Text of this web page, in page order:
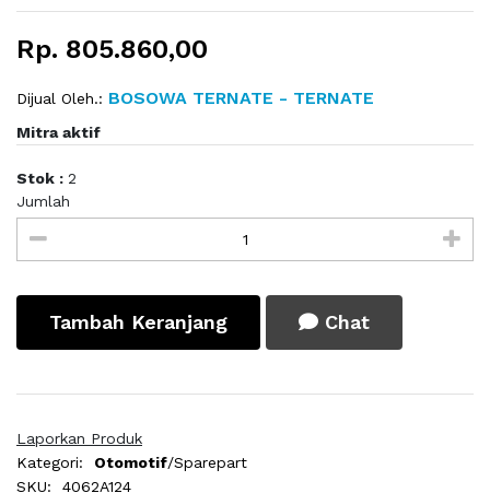
Rp. 805.860,00
Dijual Oleh.: BOSOWA TERNATE - TERNATE
Mitra aktif
Stok : 2
Jumlah
Tambah Keranjang Chat
Laporkan Produk
Kategori:
Otomotif/Sparepart
SKU:
4062A124